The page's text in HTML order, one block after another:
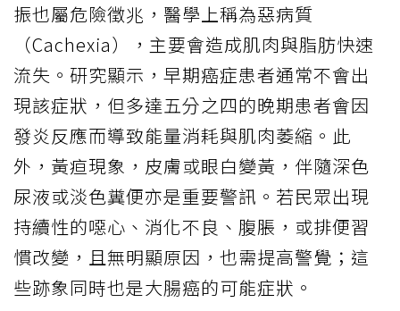
振也屬危險徵兆，醫學上稱為惡病質
（Cachexia），主要會造成肌肉與脂肪快速
流失。研究顯示，早期癌症患者通常不會出
現該症狀，但多達五分之四的晚期患者會因
發炎反應而導致能量消耗與肌肉萎縮。此
外，黃疸現象，皮膚或眼白變黃，伴隨深色
尿液或淡色糞便亦是重要警訊。若民眾出現
持續性的噁心、消化不良、腹脹，或排便習
慣改變，且無明顯原因，也需提高警覺；這
些跡象同時也是大腸癌的可能症狀。